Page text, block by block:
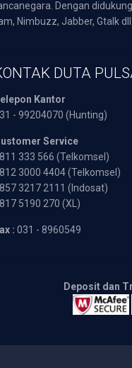
Dengan
Nimbuzz, Jabber, Gtalk dll.
DUTA
Kantor
- 99204070 (Hunting)
Service
333 566 (Telkomsel)
3000 4404 (Telkomsel)
3217 2111 (Indosat)
5190 270 (XL)
: 031 - 8960549
Deposit dan